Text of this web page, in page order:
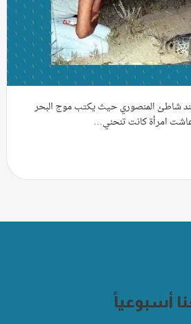
شاطئ المنصوري حيث يكتب موج البحر
امرأة كانت تنحني…
أسبوعياً